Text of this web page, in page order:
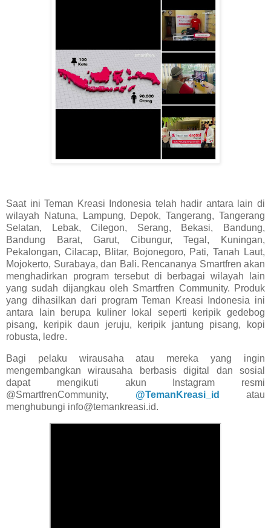
Saat ini Teman Kreasi Indonesia telah hadir antara lain di
wilayah Natuna, Lampung, Depok, Tangerang, Tangerang
Selatan, Lebak, Cilegon, Serang, Bekasi, Bandung,
Bandung Barat, Garut, Cibungur, Tegal, Kuningan,
Pekalongan, Cilacap, Blitar, Bojonegoro, Pati, Tanah Laut,
Mojokerto, Surabaya, dan Bali. Rencananya Smartfren akan
menghadirkan program tersebut di berbagai wilayah lain
yang sudah dijangkau oleh Smartfren Community. Produk
yang dihasilkan dari program Teman Kreasi Indonesia ini
antara lain berupa kuliner lokal seperti keripik gedebog
pisang, keripik daun jeruju, keripik jantung pisang, kopi
robusta, ledre.
Bagi pelaku wirausaha atau mereka yang ingin
mengembangkan wirausaha berbasis digital dan sosial
dapat mengikuti akun Instagram resmi
@SmartfrenCommunity, @TemanKreasi_id
atau
menghubungi info@temankreasi.id.